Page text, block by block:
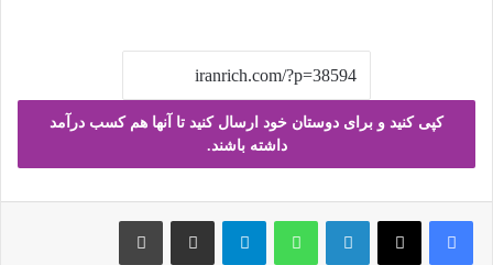
کپی کنید و برای دوستان خود ارسال کنید تا آنها هم کسب درآمد
داشته باشند.
فیس بوک X لینکدین واتس آپ تلگرام ارسال ایمیل چاپ